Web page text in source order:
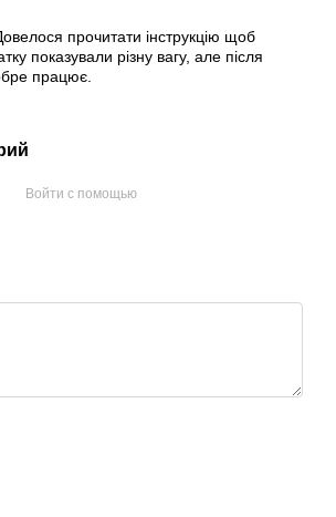
прочитати інструкцію щоб
показували різну вагу, але після
працює.
Войти с помощью